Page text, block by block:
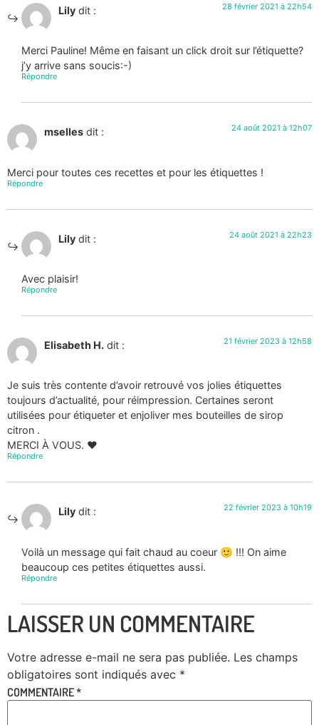
Lily dit : 28 février 2021 à 22h54
Merci Pauline! Même en faisant un click droit sur l’étiquette?
j’y arrive sans soucis:-)
Répondre
mselles dit : 24 août 2021 à 12h07
Merci pour toutes ces recettes et pour les étiquettes !
Répondre
Lily dit : 24 août 2021 à 22h23
Avec plaisir!
Répondre
Elisabeth H. dit : 21 février 2023 à 12h58
Je suis très contente d’avoir retrouvé vos jolies étiquettes
toujours d’actualité, pour réimpression. Certaines seront
utilisées pour étiqueter et enjoliver mes bouteilles de sirop
citron .
MERCI À VOUS. ❤️
Répondre
Lily dit : 22 février 2023 à 10h19
Voilà un message qui fait chaud au coeur 🙂 !!! On aime
beaucoup ces petites étiquettes aussi.
Répondre
LAISSER UN COMMENTAIRE
Votre adresse e-mail ne sera pas publiée. Les champs
obligatoires sont indiqués avec *
COMMENTAIRE*